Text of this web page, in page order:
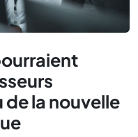
de la nouvelle